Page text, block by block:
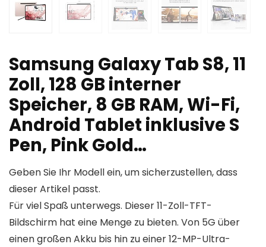
Samsung Galaxy Tab S8, 11
Zoll, 128 GB interner
Speicher, 8 GB RAM, Wi-Fi,
Android Tablet inklusive S
Pen, Pink Gold…
Geben Sie Ihr Modell ein, um sicherzustellen, dass
dieser Artikel passt.
Für viel Spaß unterwegs. Dieser 11-Zoll-TFT-
Bildschirm hat eine Menge zu bieten. Von 5G über
einen großen Akku bis hin zu einer 12-MP-Ultra-